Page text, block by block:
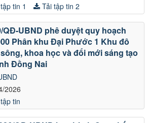
tin 1 Tải tập tin 2
2026
QĐ-UBND phê duyệt quy hoạch
Phân khu Đại Phước 1 Khu đô
khoa học và đổi mới sáng tạo
Đồng Nai
tin